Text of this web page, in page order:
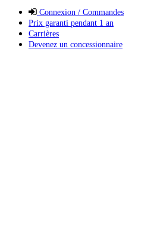
Connexion / Commandes
Prix garanti pendant 1 an
Carrières
Devenez un concessionnaire